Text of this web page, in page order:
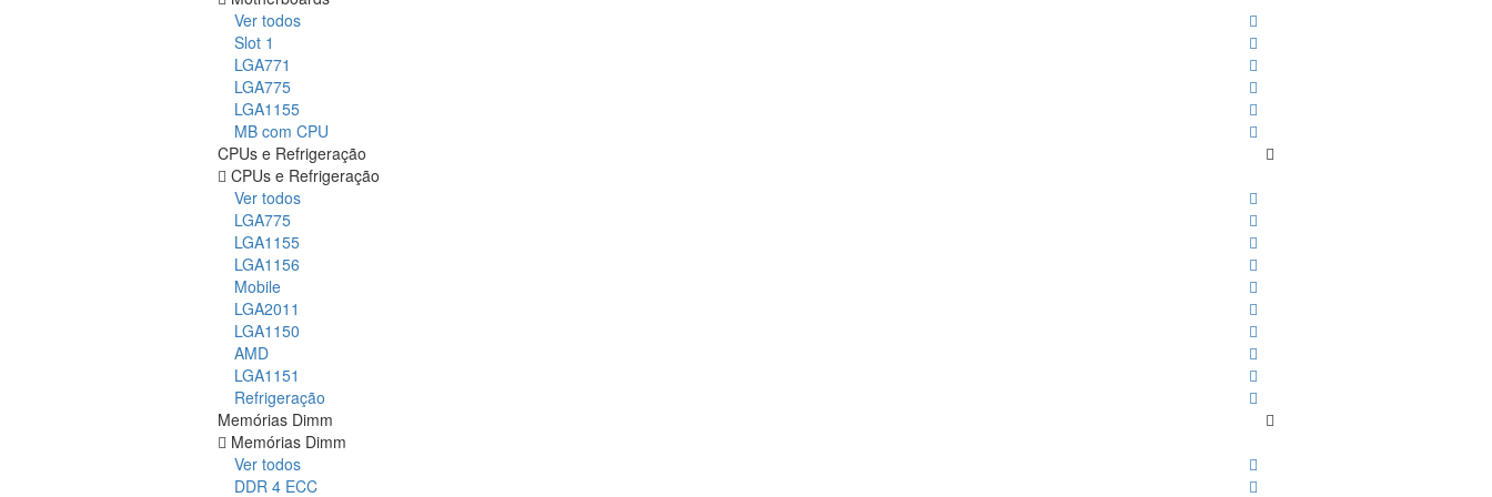
Ver todos
Slot 1
LGA771
LGA775
LGA1155
MB com CPU
CPUs e Refrigeração
CPUs e Refrigeração
Ver todos
LGA775
LGA1155
LGA1156
Mobile
LGA2011
LGA1150
AMD
LGA1151
Refrigeração
Memórias Dimm
Memórias Dimm
Ver todos
DDR 4 ECC